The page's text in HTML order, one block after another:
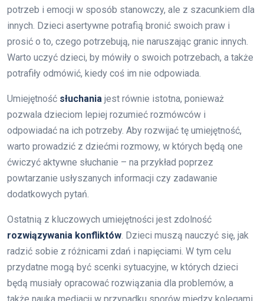
potrzeb i emocji w sposób stanowczy, ale z szacunkiem dla
innych. Dzieci asertywne potrafią bronić swoich praw i
prosić o to, czego potrzebują, nie naruszając granic innych.
Warto uczyć dzieci, by mówiły o swoich potrzebach, a także
potrafiły odmówić, kiedy coś im nie odpowiada.
Umiejętność słuchania jest równie istotna, ponieważ
pozwala dzieciom lepiej rozumieć rozmówców i
odpowiadać na ich potrzeby. Aby rozwijać tę umiejętność,
warto prowadzić z dziećmi rozmowy, w których będą one
ćwiczyć aktywne słuchanie – na przykład poprzez
powtarzanie usłyszanych informacji czy zadawanie
dodatkowych pytań.
Ostatnią z kluczowych umiejętności jest zdolność
rozwiązywania konfliktów. Dzieci muszą nauczyć się, jak
radzić sobie z różnicami zdań i napięciami. W tym celu
przydatne mogą być scenki sytuacyjne, w których dzieci
będą musiały opracować rozwiązania dla problemów, a